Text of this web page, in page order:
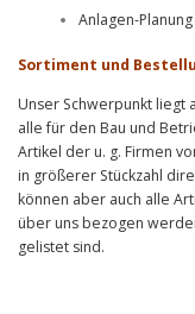
Anlagen-
Sortiment und
Unser Schwerpunkt liegt
alle für den Bau und
Artikel der u. g. Firmen
in größerer Stückzahl
können aber auch alle
über uns bezogen
gelistet sind.